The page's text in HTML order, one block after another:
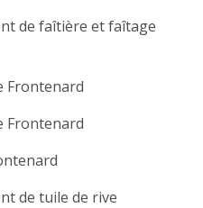
de faîtière et faîtage
Frontenard
Frontenard
de tuile de rive